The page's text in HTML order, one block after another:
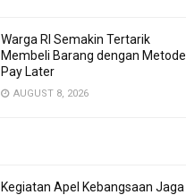
Warga RI Semakin Tertarik
Membeli Barang dengan Metode
Pay Later
AUGUST 8, 2026
Kegiatan Apel Kebangsaan Jaga